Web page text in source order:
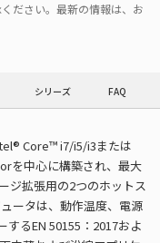
ださい。最新の情報は、お
シリーズ FAQ
Core™ i7/i5/i3または
を中心に構築され、最大
ジ拡張用の2つのホットス
ータは、動作温度、電源
するEN 50155：2017およ